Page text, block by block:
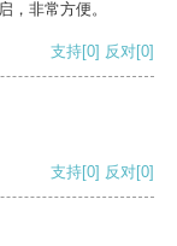
，非常方便。
支持[0] 反对[0]
支持[0] 反对[0]